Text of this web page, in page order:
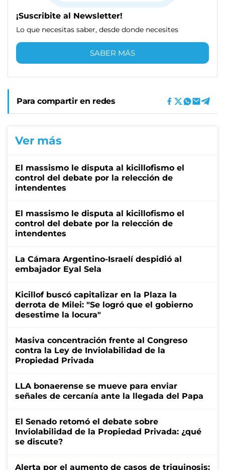
¡Suscribite al Newsletter!
Lo que necesitas saber, desde donde necesites
SABER MÁS
Para compartir en redes
Ver más
El massismo le disputa al kicillofismo el
control del debate por la relección de
intendentes
El massismo le disputa al kicillofismo el
control del debate por la relección de
intendentes
La Cámara Argentino-Israelí despidió al
embajador Eyal Sela
Kicillof buscó capitalizar en la Plaza la
derrota de Milei: "Se logró que el gobierno
desestime la locura"
Masiva concentración frente al Congreso
contra la Ley de Inviolabilidad de la
Propiedad Privada
LLA bonaerense se mueve para enviar
señales de cercanía ante la llegada del Papa
El Senado retomó el debate sobre
Inviolabilidad de la Propiedad Privada: ¿qué
se discute?
Alerta por el aumento de casos de triquinosis: